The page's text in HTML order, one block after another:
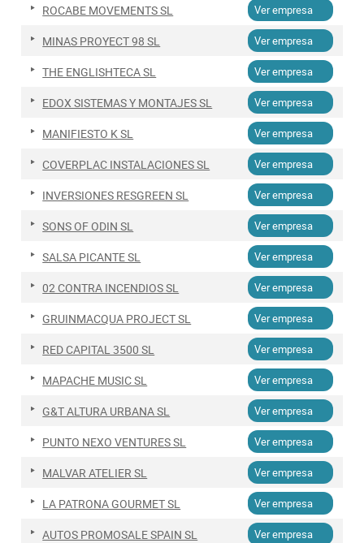
ROCABE MOVEMENTS SL Ver empresa
MINAS PROYECT 98 SL Ver empresa
THE ENGLISHTECA SL Ver empresa
EDOX SISTEMAS Y MONTAJES SL Ver empresa
MANIFIESTO K SL Ver empresa
COVERPLAC INSTALACIONES SL Ver empresa
INVERSIONES RESGREEN SL Ver empresa
SONS OF ODIN SL Ver empresa
SALSA PICANTE SL Ver empresa
02 CONTRA INCENDIOS SL Ver empresa
GRUINMACQUA PROJECT SL Ver empresa
RED CAPITAL 3500 SL Ver empresa
MAPACHE MUSIC SL Ver empresa
G&T ALTURA URBANA SL Ver empresa
PUNTO NEXO VENTURES SL Ver empresa
MALVAR ATELIER SL Ver empresa
LA PATRONA GOURMET SL Ver empresa
AUTOS PROMOSALE SPAIN SL Ver empresa